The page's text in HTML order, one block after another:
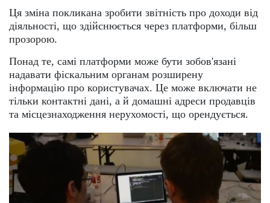
Ця зміна покликана зробити звітність про доходи від
діяльності, що здійснюється через платформи, більш
прозорою.
Понад те, самі платформи може бути зобов'язані
надавати фіскальним органам розширену
інформацію про користувачах. Це може включати не
тільки контактні дані, а й домашні адреси продавців
та місцезнаходження нерухомості, що орендується.